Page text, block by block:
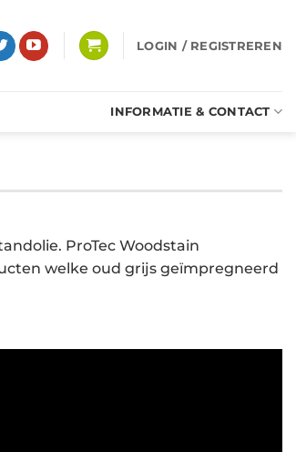
LOGIN / REGISTREREN
INFORMATIE & CONTACT
ProTec Woodstain
welke oud grijs geïmpregneerd